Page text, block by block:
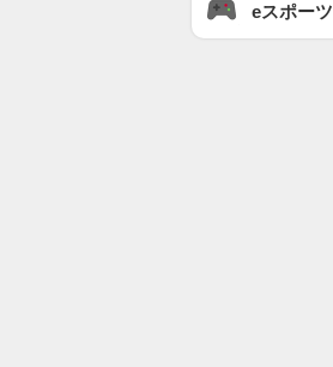
eスポーツ